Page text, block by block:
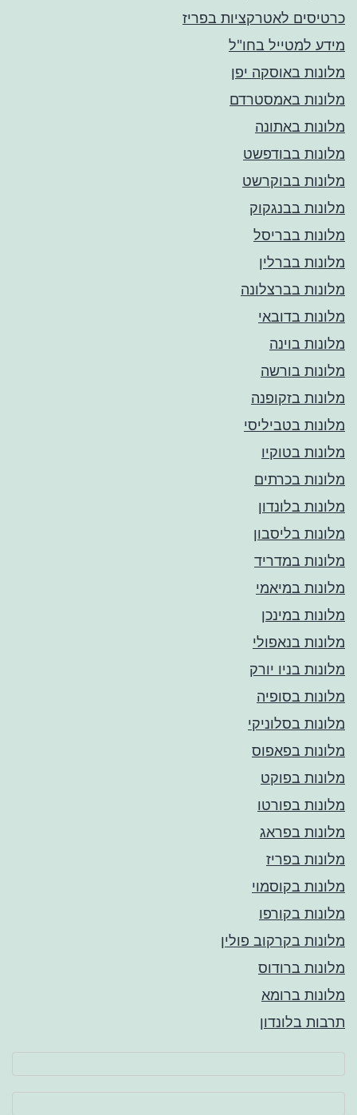
כרטיסים לאטרקציות בפריז
מידע למטייל בחו"ל
מלונות באוסקה יפן
מלונות באמסטרדם
מלונות באתונה
מלונות בבודפשט
מלונות בבוקרשט
מלונות בבנגקוק
מלונות בבריסל
מלונות בברלין
מלונות בברצלונה
מלונות בדובאי
מלונות בוינה
מלונות בורשה
מלונות בזקופנה
מלונות בטביליסי
מלונות בטוקיו
מלונות בכרתים
מלונות בלונדון
מלונות בליסבון
מלונות במדריד
מלונות במיאמי
מלונות במינכן
מלונות בנאפולי
מלונות בניו יורק
מלונות בסופיה
מלונות בסלוניקי
מלונות בפאפוס
מלונות בפוקט
מלונות בפורטו
מלונות בפראג
מלונות בפריז
מלונות בקוסמוי
מלונות בקורפו
מלונות בקרקוב פולין
מלונות ברודוס
מלונות ברומא
תרבות בלונדון